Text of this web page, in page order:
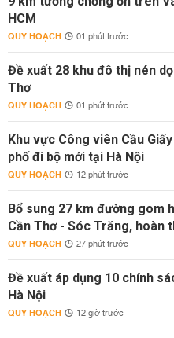
HCM
QUY HOẠCH 01 phút trước
Đề xuất 28 khu đô thị nén
Thơ
QUY HOẠCH 01 phút trước
Khu vực Công viên Cầu
phố đi bộ mới tại Hà Nội
QUY HOẠCH 12 phút trước
Bổ sung 27 km đường gom
Cần Thơ - Sóc Trăng, hoàn
QUY HOẠCH 27 phút trước
Đề xuất áp dụng 10 chính
Hà Nội
QUY HOẠCH 12 giờ trước